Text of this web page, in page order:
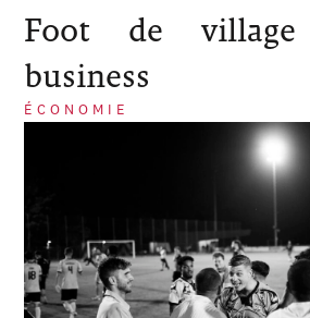
Foot de
business
ÉCONOMIE